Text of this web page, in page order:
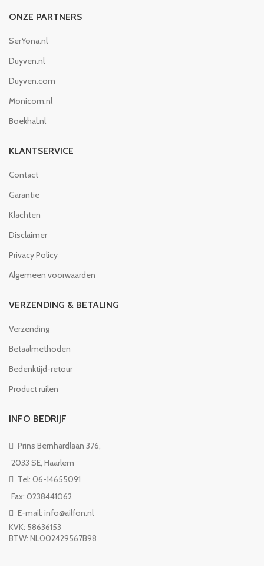
ONZE PARTNERS
SerYona.nl
Duyven.nl
Duyven.com
Monicom.nl
Boekhal.nl
KLANTSERVICE
Contact
Garantie
Klachten
Disclaimer
Privacy Policy
Algemeen voorwaarden
VERZENDING & BETALING
Verzending
Betaalmethoden
Bedenktijd-retour
Product ruilen
INFO BEDRIJF
Prins Bernhardlaan 376,
2033 SE, Haarlem
Tel: 06-14655091
Fax: 0238441062
E-mail: info@ailfon.nl
KVK: 58636153
BTW: NL002429567B98